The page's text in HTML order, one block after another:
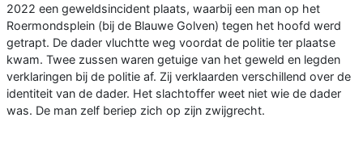
2022 een geweldsincident plaats, waarbij een man op het
Roermondsplein (bij de Blauwe Golven) tegen het hoofd werd
getrapt. De dader vluchtte weg voordat de politie ter plaatse
kwam. Twee zussen waren getuige van het geweld en legden
verklaringen bij de politie af. Zij verklaarden verschillend over de
identiteit van de dader. Het slachtoffer weet niet wie de dader
was. De man zelf beriep zich op zijn zwijgrecht.